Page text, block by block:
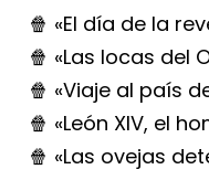
🍿 «El día de la
🍿 «Las locas del
🍿 «Viaje al país
🍿 «León XIV, el
🍿 «Las ovejas